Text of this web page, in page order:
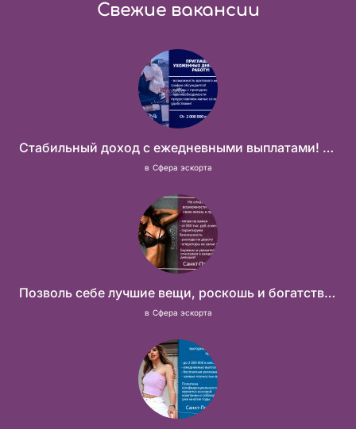
Свежие вакансии
Стабильный доход с ежедневными выплатами! Без посредников
в Сфера эскорта
Позволь себе лучшие вещи, роскошь и богатство. Наши условия тебе понравятся! Действительно отличные условия и поддержка!
в Сфера эскорта